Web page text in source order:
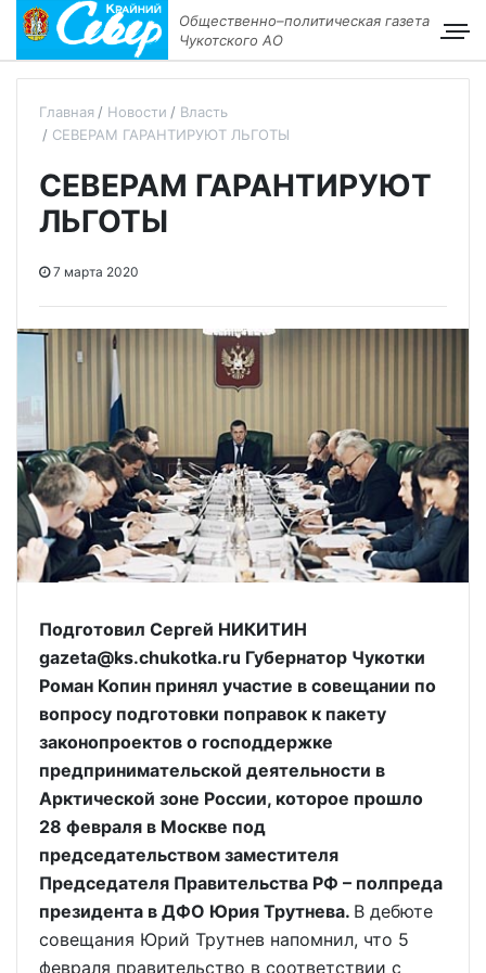
Общественно–политическая газета
Чукотского АО
Главная Новости
Власть
СЕВЕРАМ ГАРАНТИРУЮТ ЛЬГОТЫ
СЕВЕРАМ ГАРАНТИРУЮТ
ЛЬГОТЫ
7 марта 2020
Подготовил Сергей НИКИТИН
gazeta@ks.chukotka.ru Губернатор Чукотки
Роман Копин принял участие в совещании по
вопросу подготовки поправок к пакету
законопроектов о господдержке
предпринимательской деятельности в
Арктической зоне России, которое прошло
28 февраля в Москве под
председательством заместителя
Председателя Правительства РФ – полпреда
президента в ДФО Юрия Трутнева. В дебюте
совещания Юрий Трутнев напомнил, что 5
февраля правительство в соответствии с